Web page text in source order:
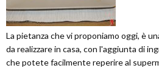
La pietanza che vi proponiamo oggi, è
da realizzare in casa, con l'aggiunta di
che potete facilmente reperire al